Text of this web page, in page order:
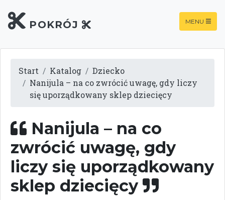
POKRÓJ MENU
Start Katalog
Dziecko
Nanijula – na co zwrócić uwagę, gdy liczy
się uporządkowany sklep dziecięcy
Nanijula – na co
zwrócić uwagę, gdy
liczy się uporządkowany
sklep dziecięcy